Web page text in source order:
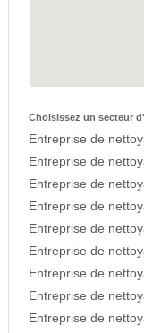
Choisissez un secteur
Entreprise de
Entreprise de
Entreprise de
Entreprise de
Entreprise de
Entreprise de
Entreprise de
Entreprise de
Entreprise de